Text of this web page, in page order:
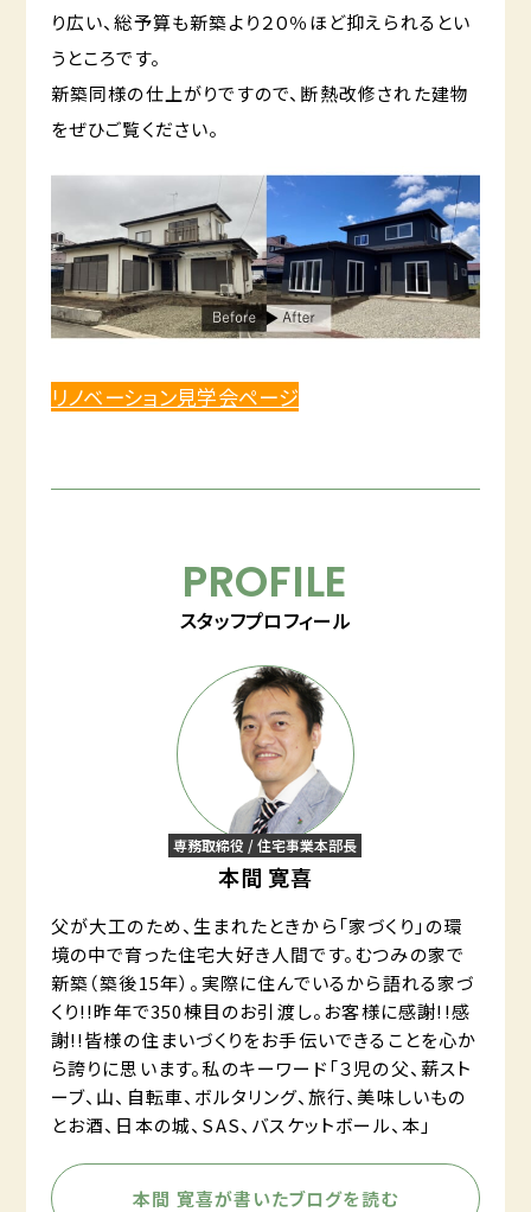
り広い、総予算も新築より２０％ほど抑えられるとい
うところです。
新築同様の仕上がりですので、断熱改修された建物
をぜひご覧ください。
リノベーション見学会ページ
PROFILE
スタッフプロフィール
専務取締役 / 住宅事業本部長
本間 寛喜
父が大工のため、生まれたときから「家づくり」の環
境の中で育った住宅大好き人間です。むつみの家で
新築（築後15年）。実際に住んでいるから語れる家づ
くり!!昨年で350棟目のお引渡し。お客様に感謝!!感
謝!!皆様の住まいづくりをお手伝いできることを心か
ら誇りに思います。私のキーワード「３児の父、薪スト
ーブ、山、自転車、ボルタリング、旅行、美味しいもの
とお酒、日本の城、SAS、バスケットボール、本」
本間 寛喜が書いたブログを読む